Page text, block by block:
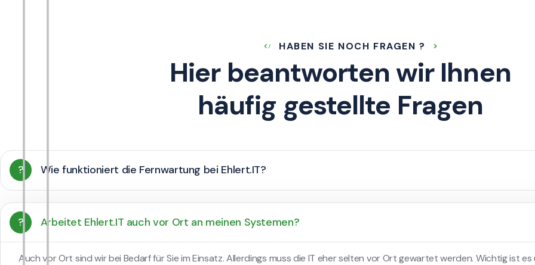
HABEN SIE NOCH FRAGEN ?
Hier beantworten wir Ihnen
häufig gestellte Fragen
? Wie funktioniert die Fernwartung bei Ehlert.IT?
? Arbeitet Ehlert.IT auch vor Ort an meinen Systemen?
Auch vor Ort sind wir bei Bedarf für Sie im Einsatz. Allerdings muss die IT eher selten vor Ort gewartet werden. Wichtig ist es